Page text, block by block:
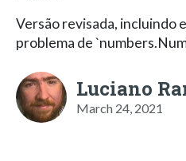
Versão revisada, incluindo
problema de
Luciano
March 24, 2021